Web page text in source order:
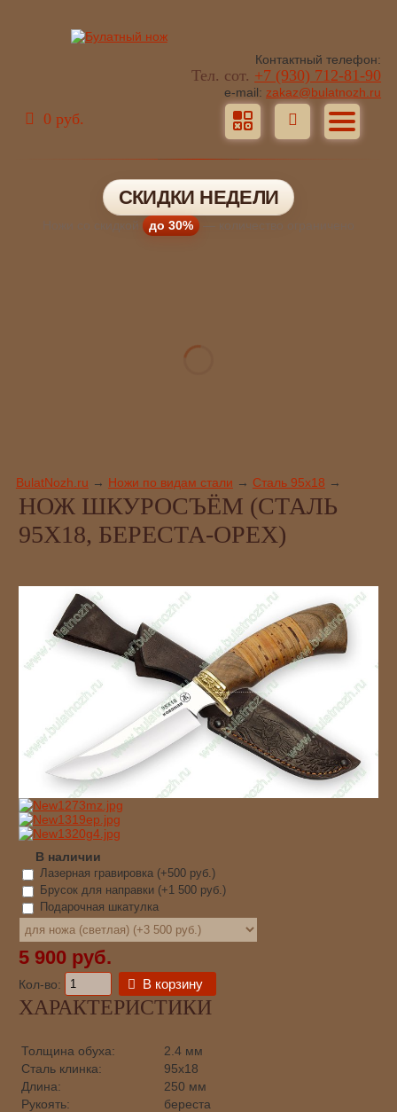
Контактный телефон:
Тел. сот. +7 (930) 712-81-90
e-mail: zakaz@bulatnozh.ru
0 руб.
СКИДКИ НЕДЕЛИ
Ножи со скидкой до 30% — количество ограничено
BulatNozh.ru → Ножи по видам стали → Сталь 95х18 →
НОЖ ШКУРОСЪЁМ (СТАЛЬ
95Х18, БЕРЕСТА-ОРЕХ)
В наличии
Лазерная гравировка (+500 руб.)
Брусок для направки (+1 500 руб.)
Подарочная шкатулка
5 900 руб.
Кол-во: В корзину
ХАРАКТЕРИСТИКИ
Толщина обуха:
2.4 мм
Сталь клинка:
95х18
Длина:
250 мм
Рукоять:
береста